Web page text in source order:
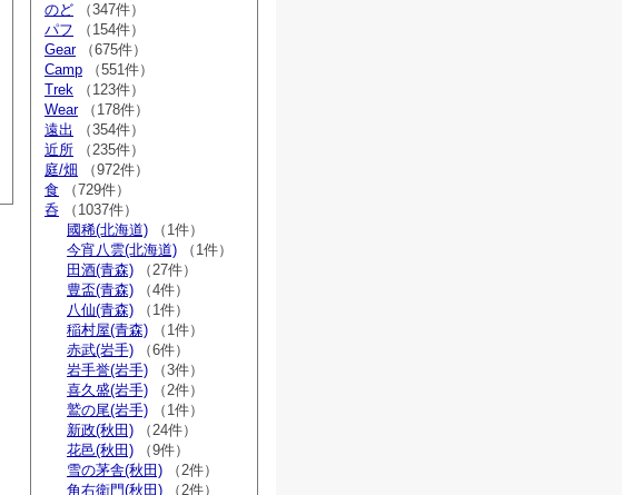
のど （347件）
パフ （154件）
Gear（675件）
Camp （551件）
Trek （123件）
Wear（178件）
遠出
（354件）
近所 （235件）
庭/畑 （972件）
食 （729件）
呑 （1037件）
國稀(北海道) （1件）
今宵八雲(北海道) （1件）
田酒(青森) （27件）
豊盃(青森) （4件）
八仙(青森) （1件）
稲村屋(青森) （1件）
赤武(岩手) （6件）
岩手誉(岩手) （3件）
喜久盛(岩手) （2件）
鷲の尾(岩手) （1件）
新政(秋田) （24件）
花邑(秋田) （9件）
雪の茅舎(秋田) （2件）
角右衛門(秋田) （2件）